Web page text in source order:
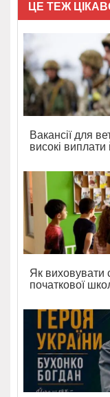
ЦЕ ТЕЖ
Вакансії для
високі виплати
Як виховувати
початкової